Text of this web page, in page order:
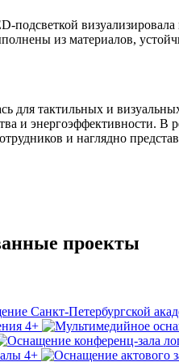
подсветкой
из материалов,
для тактильных и
и энергоэффективности. В
и наглядно
проекты
4+
4+